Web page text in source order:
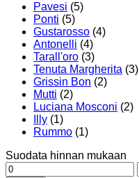
Pavesi (5)
Ponti (5)
Gustarosso (4)
Antonelli (4)
Tarall'oro (3)
Tenuta Margherita (3)
Grissin Bon (2)
Mutti (2)
Luciana Mosconi (2)
Illy (1)
Rummo (1)
Suodata hinnan mukaan
Minimihinta